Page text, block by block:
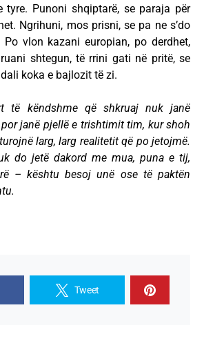
tyre. Punoni shqiptarë, se paraja për
Ngrihuni, mos prisni, se pa ne s’do
Po vlon kazani europian, po derdhet,
shtegun, të rrini gati në pritë, se
koka e bajlozit të zi.
të këndshme që shkruaj nuk janë
janë pjellë e trishtimit tim, kur shoh
larg, larg realitetit që po jetojmë.
do jetë dakord me mua, puna e tij,
– kështu besoj unë ose të paktën
Tweet